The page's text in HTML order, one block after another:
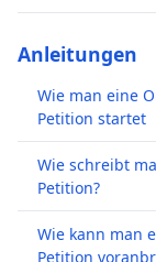
Anleitungen
Wie man eine
Petition startet
Wie schreibt
Petition?
Wie kann man
Petition